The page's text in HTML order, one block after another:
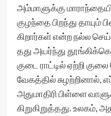
அம்மாளுக்கு
குழந்தை பிறந்து தாயும்
கிறார்கள் என்ற நல்ல
தது அயர்ந்து
குடை ராட்டில் ஏற்றி
வேகத்தில் சுழற்றினால்,
அதுமாதிரி பிள்ளை
கிறுகிறுத்தது. உலகம்,